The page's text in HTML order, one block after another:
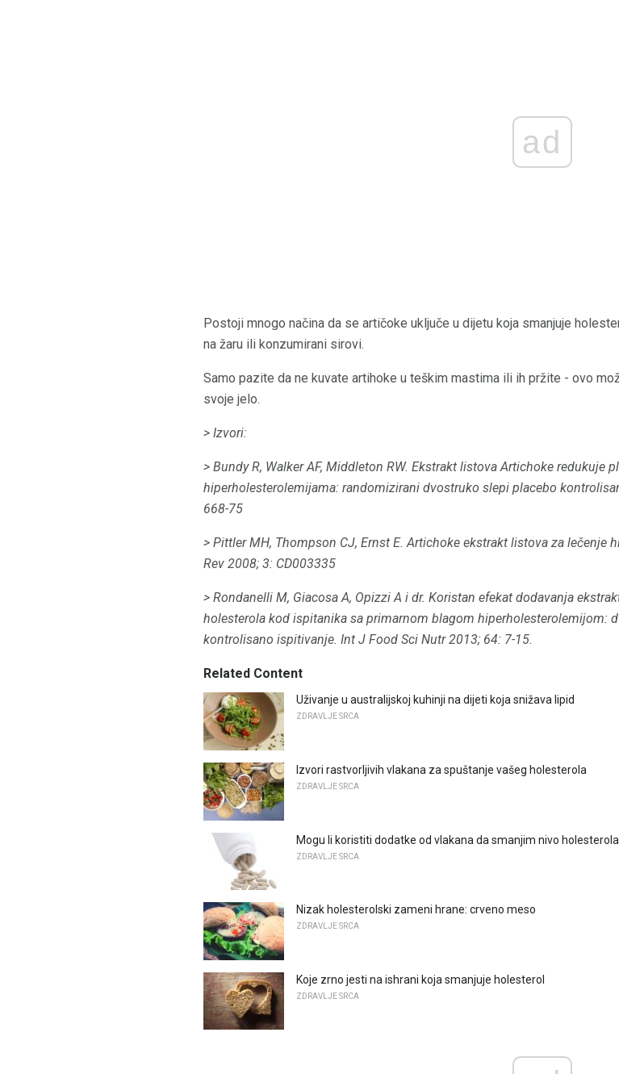
ad
Postoji mnogo načina da se artičoke uključe u dijetu koja smanjuje
na žaru ili konzumirani sirovi.
Samo pazite da ne kuvate artihoke u teškim mastima ili ih pržite - ovo
svoje jelo.
> Izvori:
> Bundy R, Walker AF, Middleton RW. Ekstrakt listova Artichoke redukuje
hiperholesterolemijama: randomizirani dvostruko slepi placebo
668-75
> Pittler MH, Thompson CJ, Ernst E. Artichoke ekstrakt listova za lečenje
Rev 2008; 3: CD003335
> Rondanelli M, Giacosa A, Opizzi A i dr. Koristan efekat dodavanja
holesterola kod ispitanika sa primarnom blagom hiperholesterolemijom:
kontrolisano ispitivanje. Int J Food Sci Nutr 2013; 64: 7-15.
Related Content
Uživanje u australijskoj kuhinji na dijeti koja snižava lipid
ZDRAVLJE SRCA
Izvori rastvorljivih vlakana za spuštanje vašeg holesterola
ZDRAVLJE SRCA
Mogu li koristiti dodatke od vlakana da smanjim nivo
ZDRAVLJE SRCA
Nizak holesterolski zameni hrane: crveno meso
ZDRAVLJE SRCA
Koje zrno jesti na ishrani koja smanjuje holesterol
ZDRAVLJE SRCA